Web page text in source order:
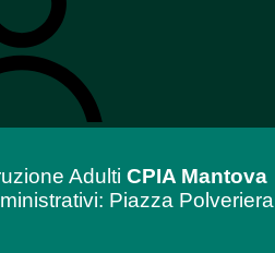
Adulti CPIA Mantova
Piazza